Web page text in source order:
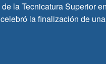
la Tecnicatura Superior
la finalización de